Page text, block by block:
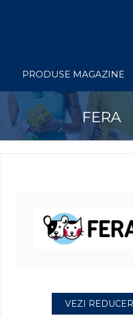
PRODUSE MAGAZINE
FERA
VEZI